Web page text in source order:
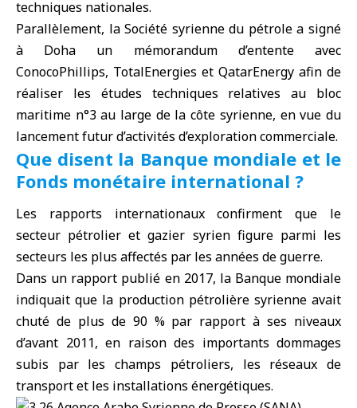
techniques nationales.
Parallèlement, la Société syrienne du pétrole a signé
à Doha un mémorandum d’entente avec
ConocoPhillips, TotalEnergies et QatarEnergy afin de
réaliser les études techniques relatives au bloc
maritime n°3 au large de lacôte syrienne, en vue du
lancement futur d’activités d’exploration commerciale.
Que disent la Banque mondiale et le
Fonds monétaire international ?
Les rapports internationaux confirment que le
secteur pétrolier et gazier syrien figure parmi les
secteurs les plus affectés par les années de guerre.
Dans un rapport publié en 2017, la Banque mondiale
indiquait que la production pétrolière syrienne avait
chuté de plus de 90 % par rapport à ses niveaux
d’avant 2011, en raison des importants dommages
subis par les champs pétroliers, les réseaux de
transport et les installations énergétiques.